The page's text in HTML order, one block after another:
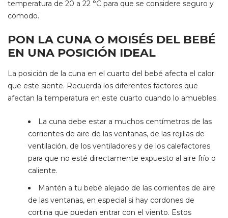
temperatura de 20 a 22 °C para que se considere seguro y
cómodo.
PON LA CUNA O MOISÉS DEL BEBÉ
EN UNA POSICIÓN IDEAL
La posición de la cuna en el cuarto del bebé afecta el calor
que este siente. Recuerda los diferentes factores que
afectan la temperatura en este cuarto cuando lo amuebles.
La cuna debe estar a muchos centímetros de las
corrientes de aire de las ventanas, de las rejillas de
ventilación, de los ventiladores y de los calefactores
para que no esté directamente expuesto al aire frío o
caliente.
Mantén a tu bebé alejado de las corrientes de aire
de las ventanas, en especial si hay cordones de
cortina que puedan entrar con el viento. Estos